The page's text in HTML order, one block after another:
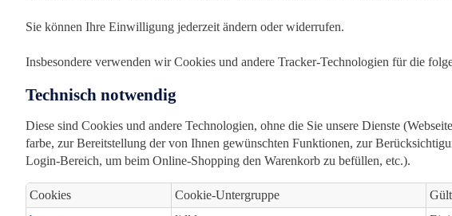
Sie können Ihre Einwilligung jederzeit ändern oder widerrufen.
Insbesondere verwenden wir Cookies und andere Tracker-Technologien für die
Technisch notwendig
Diese sind Cookies und andere Technologien, ohne die Sie unsere Dienste
farbe, zur Bereitstellung der von Ihnen gewünschten Funktionen, zur
Login-Bereich, um beim Online-Shopping den Warenkorb zu befüllen, etc.).
Cookies Cookie-Untergruppe